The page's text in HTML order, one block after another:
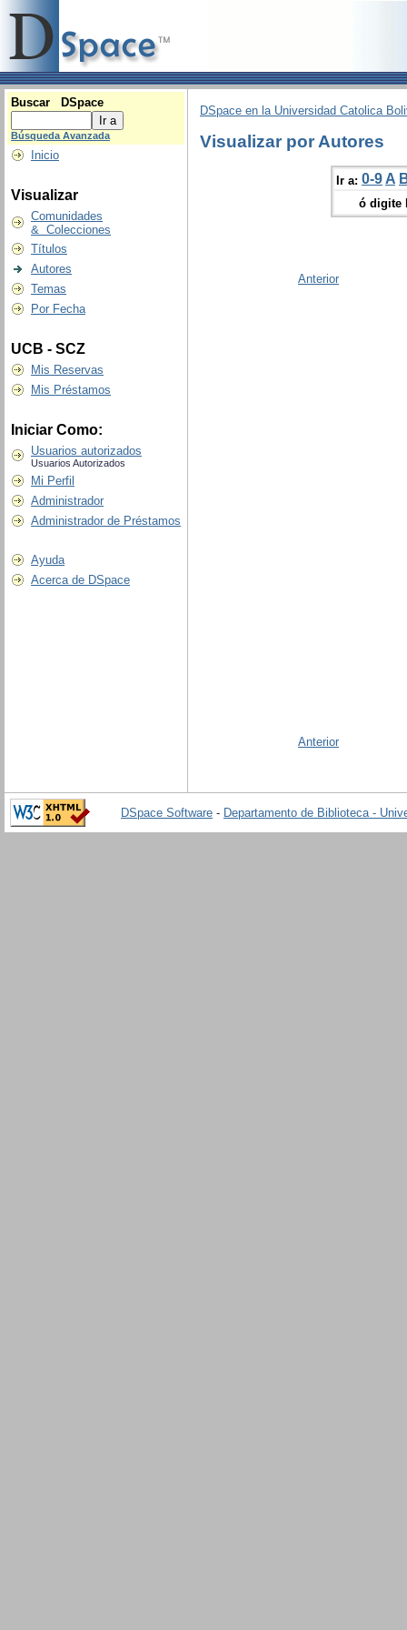
Buscar DSpace
Búsqueda Avanzada
Inicio
Visualizar
Comunidades
& Colecciones
Títulos
Autores
Temas
Por Fecha
UCB - SCZ
Mis Reservas
Mis Préstamos
Iniciar Como:
Usuarios autorizados
Usuarios Autorizados
Mi Perfil
Administrador
Administrador de Préstamos
Ayuda
Acerca de DSpace
DSpace en la Universidad Catolica
Visualizar por Autores
Ir a: 0-9 A
ó digite
Anterior
Anterior
DSpace Software - Departamento de Biblioteca -